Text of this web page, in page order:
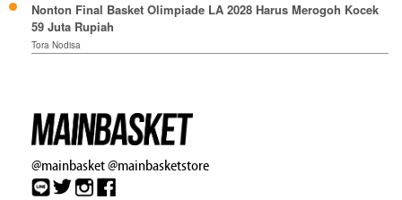
Nonton Final Basket Olimpiade LA 2028 Harus Merogoh Kocek
59 Juta Rupiah
Tora Nodisa
@mainbasket@mainbasketstore